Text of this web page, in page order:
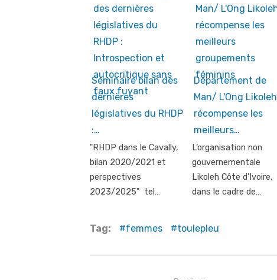
Séminaire bilan des
dernières
législatives du RHDP
:…
"RHDP dans le Cavally,
bilan 2020/2021 et
perspectives
2023/2025" tel…
Département de
Man/ L'Ong Likoleh
récompense les
meilleurs…
L’organisation non
gouvernementale
Likoleh Côte d’Ivoire,
dans le cadre de…
Tag: femmes toulepleu